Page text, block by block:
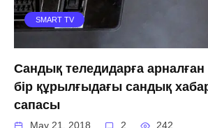
SMART TV
Сандық теледидарға арналған
бір құрылғыдағы сандық
сапасы
May 21, 2018 2 242